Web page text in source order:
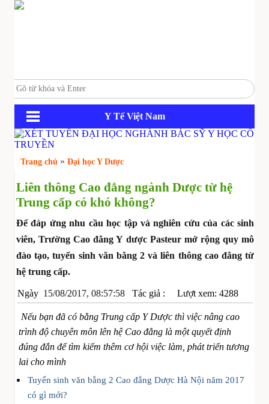
Y Tế Việt Nam
Trang chủ » Đại học Y Dược
Liên thông Cao đẳng ngành Dược từ hệ
Trung cấp có khó không?
Để đáp ứng nhu cầu học tập và nghiên cứu của các sinh
viên, Trường Cao đẳng Y dược Pasteur mở rộng quy mô
đào tạo, tuyển sinh văn bằng 2 và liên thông cao đẳng từ
hệ trung cấp.
Ngày 15/08/2017, 08:57:58 Tác giả : Lượt xem: 4288
Nếu bạn đã có bằng Trung cấp YDược thì việc nâng cao
trình độ chuyên môn lên hệ Cao đẳng là một quyết định
đúng đắn để tìm kiếm thêm cơ hội việc làm, phát triển tương
lai cho mình
Tuyển sinh văn bằng 2 Cao đẳng Dược Hà Nội năm 2017
có gì mới?